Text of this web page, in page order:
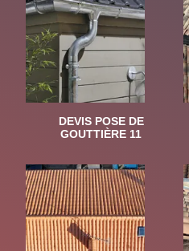
DEVIS POSE DE
GOUTTIÈRE 11